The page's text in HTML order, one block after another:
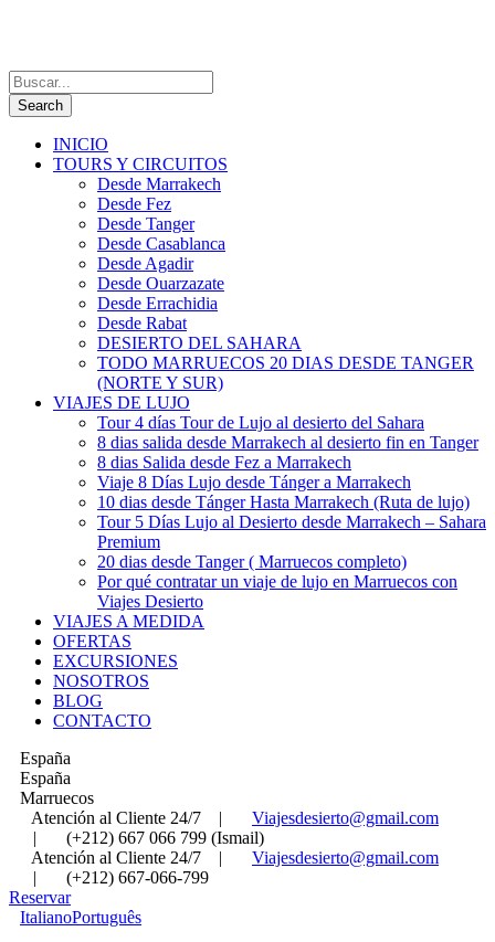
INICIO
TOURS Y CIRCUITOS
Desde Marrakech
Desde Fez
Desde Tanger
Desde Casablanca
Desde Agadir
Desde Ouarzazate
Desde Errachidia
Desde Rabat
DESIERTO DEL SAHARA
TODO MARRUECOS 20 DIAS DESDE TANGER
(NORTE Y SUR)
VIAJES DE LUJO
Tour 4 días Tour de Lujo al desierto del Sahara
8 dias salida desde Marrakech al desierto fin en Tanger
8 dias Salida desde Fez a Marrakech
Viaje 8 Días Lujo desde Tánger a Marrakech
10 dias desde Tánger Hasta Marrakech (Ruta de lujo)
Tour 5 Días Lujo al Desierto desde Marrakech – Sahara
Premium
20 dias desde Tanger ( Marruecos completo)
Por qué contratar un viaje de lujo en Marruecos con
Viajes Desierto
VIAJES A MEDIDA
OFERTAS
EXCURSIONES
NOSOTROS
BLOG
CONTACTO
España
España
Marruecos
Atención al Cliente 24/7
|
Viajesdesierto@gmail.com
|
(+212) 667 066 799 (Ismail)
Atención al Cliente 24/7
|
Viajesdesierto@gmail.com
|
(+212) 667-066-799
Reservar
ItalianoPortuguês